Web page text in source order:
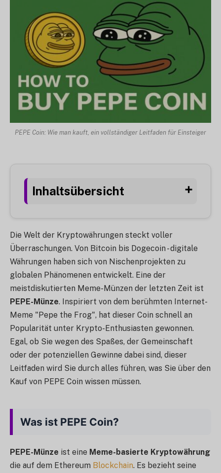
PEPE Coin: Wie man kauft, ein vollständiger Leitfaden für Einsteiger
Inhaltsübersicht ➕
Die Welt der Kryptowährungen steckt voller
Überraschungen. Von Bitcoin bis Dogecoin - digitale
Währungen haben sich von Nischenprojekten zu
globalen Phänomenen entwickelt. Eine der
meistdiskutierten Meme-Münzen der letzten Zeit ist
PEPE-Münze. Inspiriert von dem berühmten Internet-
Meme "Pepe the Frog", hat dieser Coin schnell an
Popularität unter Krypto-Enthusiasten gewonnen.
Egal, ob Sie wegen des Spaßes, der Gemeinschaft
oder der potenziellen Gewinne dabei sind, dieser
Leitfaden wird Sie durch alles führen, was Sie über den
Kauf von PEPE Coin wissen müssen.
Was ist PEPE Coin?
PEPE-Münze ist eine Meme-basierte Kryptowährung
die auf dem Ethereum Blockchain. Es bezieht seine